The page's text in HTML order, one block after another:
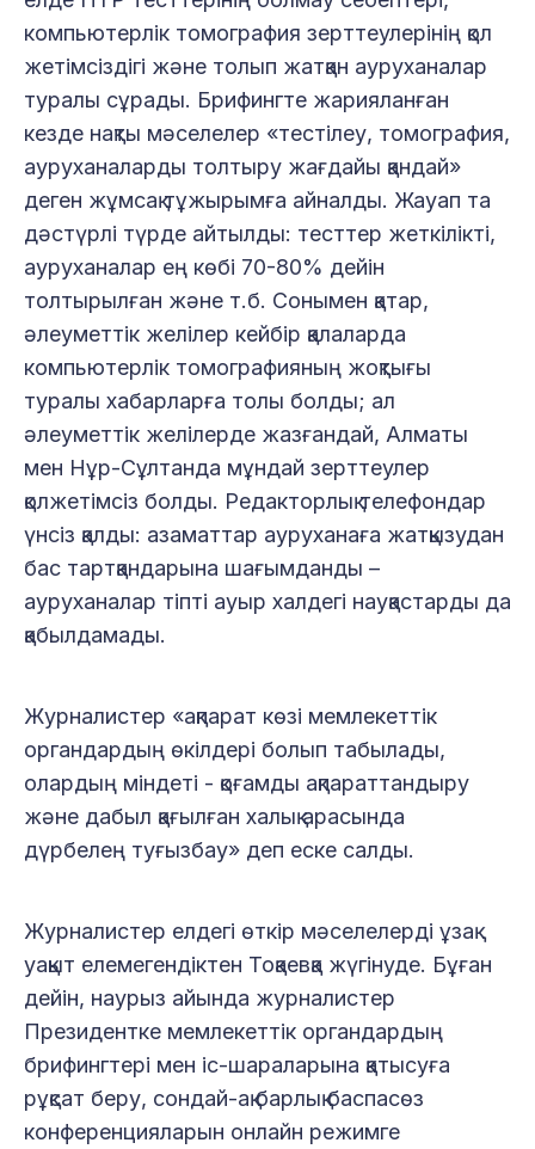
компьютерлік томография зерттеулерінің қол
жетімсіздігі және толып жатқан ауруханалар
туралы сұрады. Брифингте жарияланған
кезде нақты мәселелер «тестілеу, томография,
ауруханаларды толтыру жағдайы қандай»
деген жұмсақ тұжырымға айналды. Жауап та
дәстүрлі түрде айтылды: тесттер жеткілікті,
ауруханалар ең көбі 70-80% дейін
толтырылған және т.б. Сонымен қатар,
әлеуметтік желілер кейбір қалаларда
компьютерлік томографияның жоқтығы
туралы хабарларға толы болды; ал
әлеуметтік желілерде жазғандай, Алматы
мен Нұр-Сұлтанда мұндай зерттеулер
қолжетімсіз болды. Редакторлық телефондар
үнсіз қалды: азаматтар ауруханаға жатқызудан
бас тартқандарына шағымданды –
ауруханалар тіпті ауыр халдегі науқастарды да
қабылдамады.
Журналистер «ақпарат көзі мемлекеттік
органдардың өкілдері болып табылады,
олардың міндеті - қоғамды ақпараттандыру
және дабыл қағылған халық арасында
дүрбелең туғызбау» деп еске салды.
Журналистер елдегі өткір мәселелерді ұзақ
уақыт елемегендіктен Тоқаевқа жүгінуде. Бұған
дейін, наурыз айында журналистер
Президентке мемлекеттік органдардың
брифингтері мен іс-шараларына қатысуға
рұқсат беру, сондай-ақ барлық баспасөз
конференцияларын онлайн режимге